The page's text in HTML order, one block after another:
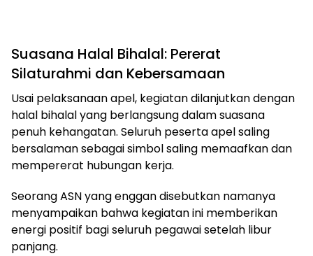
Suasana Halal Bihalal: Pererat
Silaturahmi dan Kebersamaan
Usai pelaksanaan apel, kegiatan dilanjutkan dengan
halal bihalal yang berlangsung dalam suasana
penuh kehangatan. Seluruh peserta apel saling
bersalaman sebagai simbol saling memaafkan dan
mempererat hubungan kerja.
Seorang ASN yang enggan disebutkan namanya
menyampaikan bahwa kegiatan ini memberikan
energi positif bagi seluruh pegawai setelah libur
panjang.